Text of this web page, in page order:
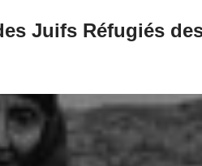
Juifs Réfugiés